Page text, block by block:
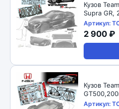
Кузов
Supra GR,
Артикул:
2 900 ₽
Кузов
Артикул: